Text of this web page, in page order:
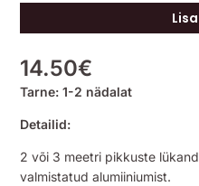
14.50€
Tarne: 1-2 nädalat
Detailid:
2 või 3 meetri pikkuste
valmistatud alumiiniumist.